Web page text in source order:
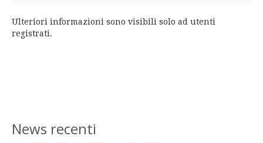
Ulteriori informazioni sono visibili solo ad utenti
registrati.
News recenti